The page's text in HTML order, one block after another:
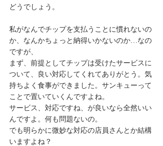
どうでしょう。
私がなんでチップを支払うことに慣れないの
か、なんかちょっと納得いかないのか…なの
ですが、
まず、前提としてチップは受けたサービスに
ついて、良い対応してくれてありがとう。気
持ちよく食事ができました。サンキューって
ことで置いていくんですよね。
サービス、対応ですね、が良いなら全然いい
んですよ。何も問題ないの。
でも明らかに微妙な対応の店員さんとか結構
いますよね？